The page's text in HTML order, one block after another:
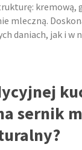
kremową,
mleczną.
daniach, jak i w
sernik